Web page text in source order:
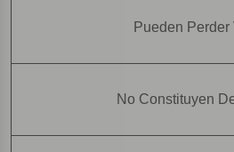
Pueden Perder
No Constituyen